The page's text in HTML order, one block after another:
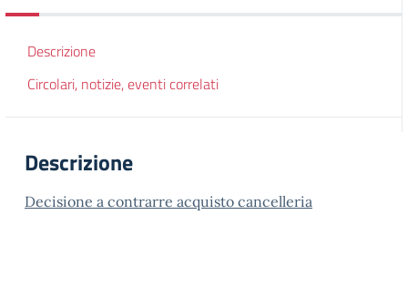
Descrizione
Circolari, notizie, eventi correlati
Descrizione
Decisione a contrarre acquisto cancelleria